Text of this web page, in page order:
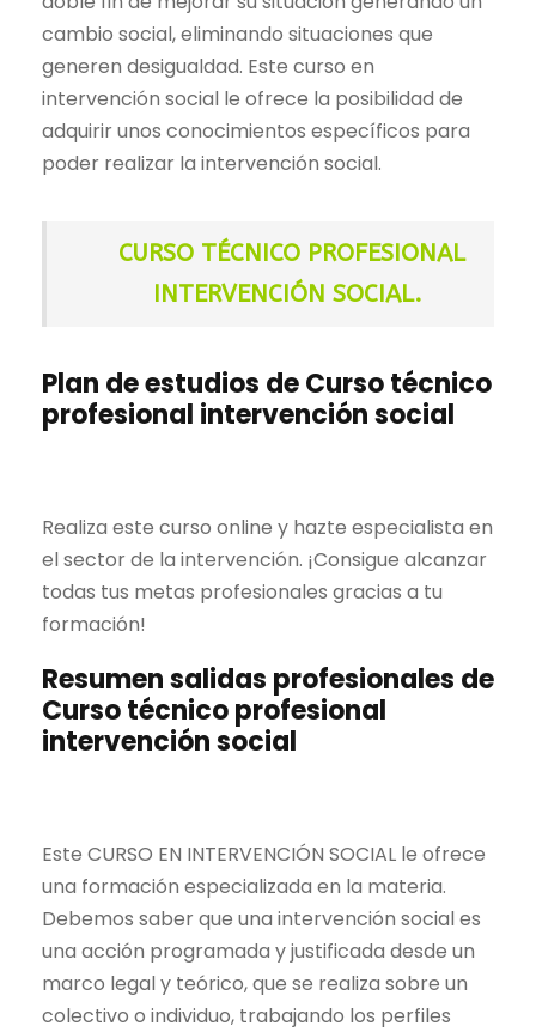
:
4
8
9
,
0
€
.
0
,
0
0
€
cambio social, eliminando situaciones que
generen desigualdad. Este curso en
intervención social le ofrece la posibilidad de
adquirir unos conocimientos específicos para
poder realizar la intervención social.
CURSO TÉCNICO PROFESIONAL
INTERVENCIÓN SOCIAL.
Plan de estudios de Curso técnico
profesional intervención social
Realiza este curso online y hazte especialista en
el sector de la intervención. ¡Consigue alcanzar
todas tus metas profesionales gracias a tu
formación!
Resumen salidas profesionales de
Curso técnico profesional
intervención social
Este CURSO EN INTERVENCIÓN SOCIAL le ofrece
una formación especializada en la materia.
Debemos saber que una intervención social es
una acción programada y justificada desde un
marco legal y teórico, que se realiza sobre un
colectivo o individuo, trabajando los perfiles